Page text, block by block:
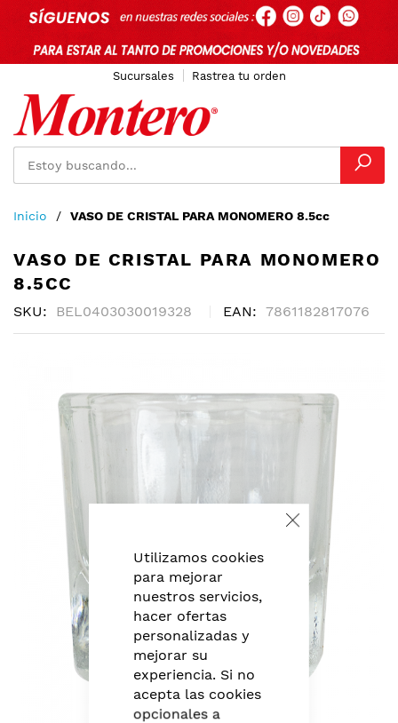
Close
Cookie
Bar
Utilizamos cookies
para mejorar
nuestros servicios,
hacer ofertas
personalizadas y
mejorar su
experiencia. Si no
acepta las cookies
opcionales a
Sucursales Rastrea tu orden
Inicio VASO DE CRISTAL PARA MONOMERO 8.5cc
VASO DE CRISTAL PARA MONOMERO
8.5CC
SKU BEL0403030019328 EAN 7861182817076